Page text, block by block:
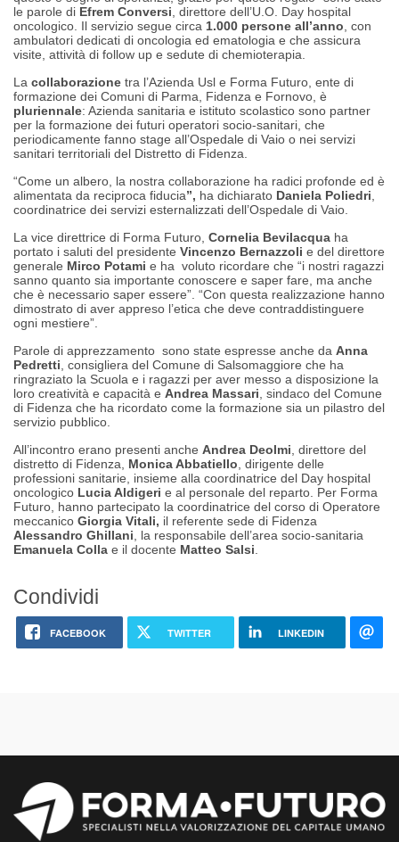
le parole di Efrem Conversi , direttore dell’U.O. Day hospital
oncologico. Il servizio segue circa 1.000 persone all’anno , con
ambulatori dedicati di oncologia ed ematologia e che assicura
visite, attività di follow up e sedute di chemioterapia.
La collaborazione tra l’Azienda Usl e Forma Futuro, ente di
formazione dei Comuni di Parma, Fidenza e Fornovo, è
pluriennale: Azienda sanitaria e istituto scolastico sono partner
per la formazione dei futuri operatori socio-sanitari, che
periodicamente fanno stage all’Ospedale di Vaio o nei servizi
sanitari territoriali del Distretto di Fidenza.
“Come un albero, la nostra collaborazione ha radici profonde ed è
alimentata da reciproca fiducia”, ha dichiarato Daniela Poliedri
coordinatrice dei servizi esternalizzati dell’Ospedale di Vaio.
La vice direttrice di Forma Futuro, Cornelia Bevilacqua ha
portato i saluti del presidente Vincenzo Bernazzoli e del direttore
generale Mirco Potami e ha voluto ricordare che “i nostri ragazzi
sanno quanto sia importante conoscere e saper fare, ma anche
che è necessario saper essere”. “Con questa realizzazione hanno
dimostrato di aver appreso l’etica che deve contraddistinguere
ogni mestiere”.
Parole di apprezzamento sono state espresse anche da Anna
Pedretti , consigliera del Comune di Salsomaggiore che ha
ringraziato la Scuola e i ragazzi per aver messo a disposizione la
loro creatività e capacità e Andrea Massari , sindaco del Comune
di Fidenza che ha ricordato come la formazione sia un pilastro del
servizio pubblico.
All’incontro erano presenti anche Andrea Deolmi , direttore del
distretto di Fidenza, Monica Abbatiello , dirigente delle
professioni sanitarie, insieme alla coordinatrice del Day hospital
oncologico Lucia Aldigeri e al personale del reparto. Per Forma
Futuro, hanno partecipato la coordinatrice del corso di Operatore
meccanico Giorgia Vitali, il referente sede di Fidenza
Alessandro Ghillani , la responsabile dell’area socio-sanitaria
Emanuela Colla e il docente Matteo Salsi
Condividi
FACEBOOK TWITTER LINKEDIN